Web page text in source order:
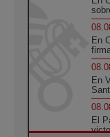
En
En
El